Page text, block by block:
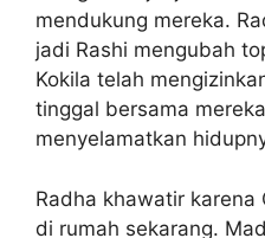
mendukung mereka.
jadi Rashi mengubah
Kokila telah
tinggal bersama
menyelamatkan
Radha khawatir
di rumah sekarang.